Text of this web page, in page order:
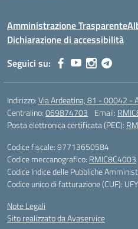
Amministrazione Trasparente
Dichiarazione di accessibilità
Seguici su:
Indirizzo:Via Ardeatina, 81 - 00042 -
Centralino:069874703 Email:
Posta elettronica certificata (PEC):
Codice fiscale: 97713650584
Codice meccanografico: RMIC8C4003
Codice Indice delle Pubbliche
Codice unico di fatturazione (CUF):
Note Legali
Sito realizzato da Avaservice